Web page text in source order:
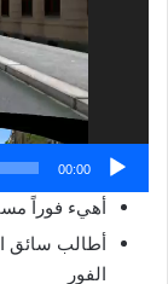
00:00
أهيء فوراً
أطالب سائق
الفور